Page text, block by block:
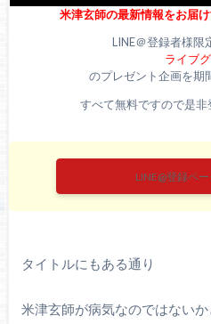
米津玄師の最新情報をお届
LINE＠登録者様限
ライブ
のプレゼント企画を期
すべて無料ですので是
LINE@登録ペ
タイトルにもある通り
米津玄師が病気なのではないか